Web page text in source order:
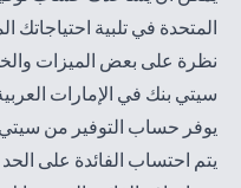
المتحدة في تلبية احتياجاتك
نظرة على بعض الميزات
سيتي بنك في الإمارات
يوفر حساب التوفير من سيتي
يتم احتساب الفائدة على